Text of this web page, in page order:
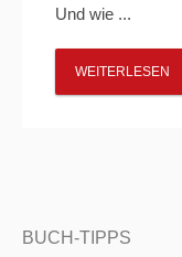
Und wie ...
WEITERLESEN
BUCH-TIPPS